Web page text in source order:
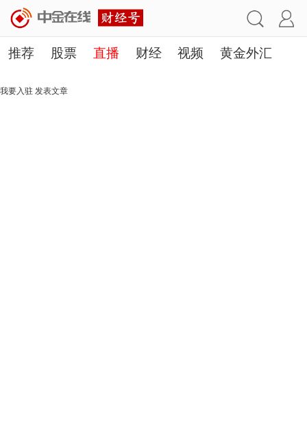
推荐 股票 直播 财经 视频 黄金外汇
理财 行业
我要入驻 发表文章